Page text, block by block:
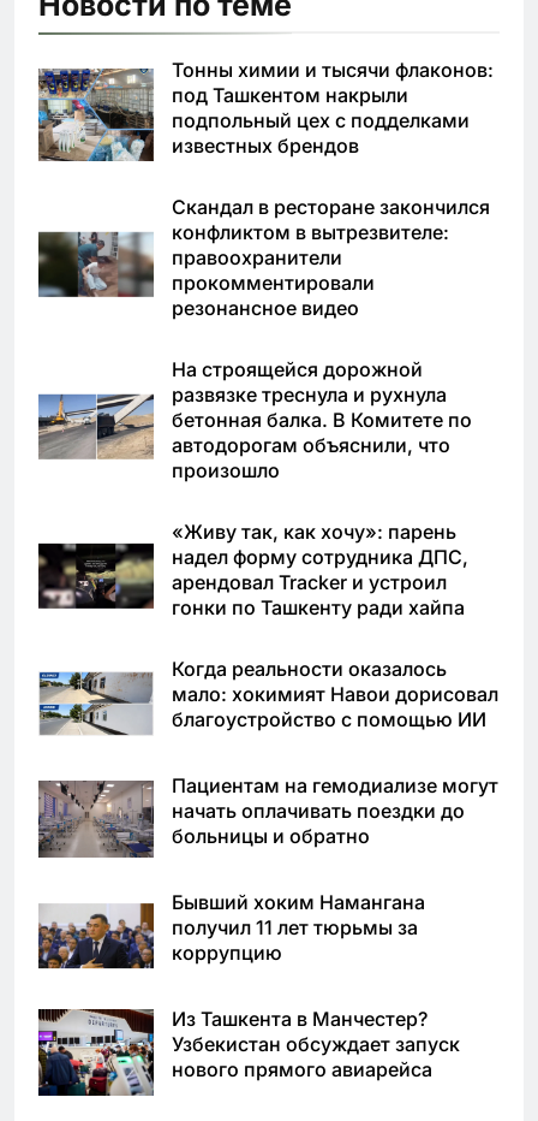
Тонны химии и тысячи флаконов:
под Ташкентом накрыли
подпольный цех с подделками
известных брендов
Скандал в ресторане закончился
конфликтом в вытрезвителе:
правоохранители
прокомментировали
резонансное видео
На строящейся дорожной
развязке треснула и рухнула
бетонная балка. В Комитете по
автодорогам объяснили, что
произошло
«Живу так, как хочу»: парень
надел форму сотрудника ДПС,
арендовал Tracker и устроил
гонки по Ташкенту ради хайпа
Когда реальности оказалось
мало: хокимият Навои дорисовал
благоустройство с помощью ИИ
Пациентам на гемодиализе могут
начать оплачивать поездки до
больницы и обратно
Бывший хоким Намангана
получил 11 лет тюрьмы за
коррупцию
Из Ташкента в Манчестер?
Узбекистан обсуждает запуск
нового прямого авиарейса